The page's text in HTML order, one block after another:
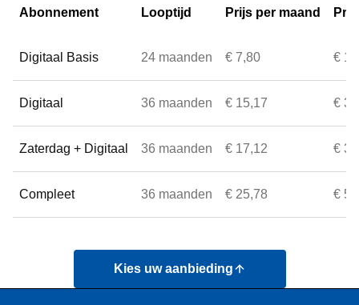
Abonnement Looptijd Prijs per maand
Digitaal Basis 24 maanden € 7,80 €
Digitaal 36 maanden € 15,17 €
Zaterdag + Digitaal 36 maanden € 17,12 €
Compleet 36 maanden € 25,78 €
Kies uw aanbieding